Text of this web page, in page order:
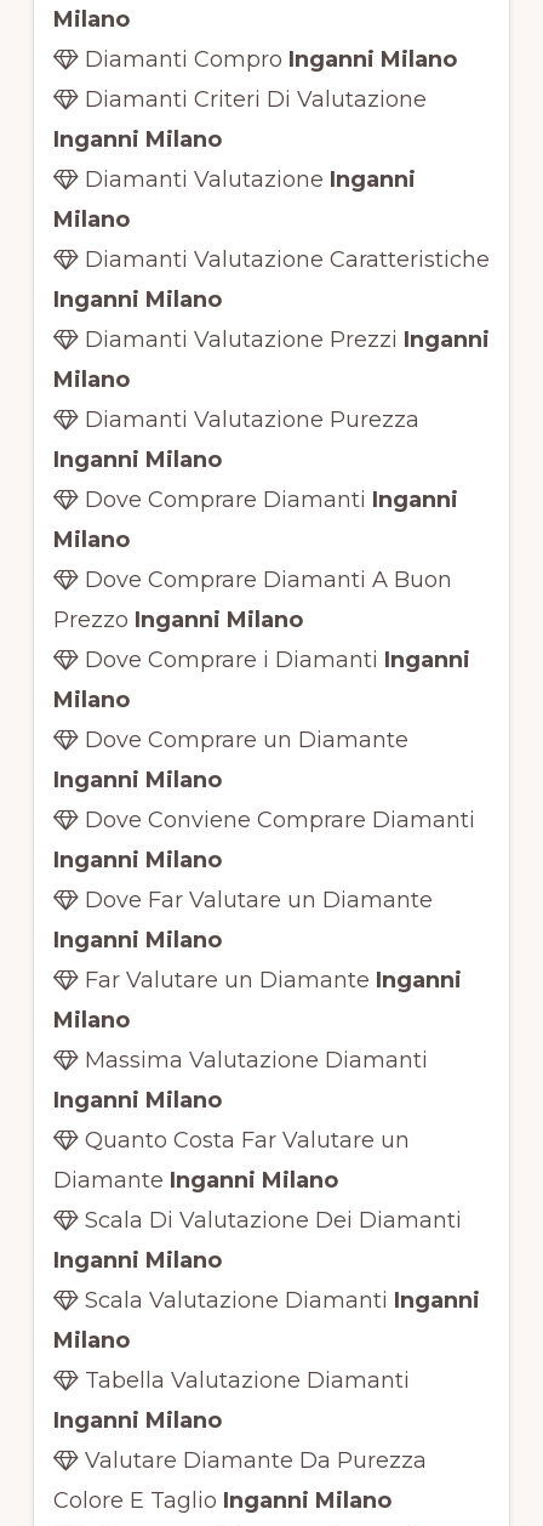
Milano
Diamanti Compro Inganni Milano
Diamanti Criteri Di Valutazione
Inganni Milano
Diamanti Valutazione Inganni
Milano
Diamanti Valutazione Caratteristiche
Inganni Milano
Diamanti Valutazione Prezzi Inganni
Milano
Diamanti Valutazione Purezza
Inganni Milano
Dove Comprare Diamanti Inganni
Milano
Dove Comprare Diamanti A Buon
Prezzo Inganni Milano
Dove Comprare i Diamanti Inganni
Milano
Dove Comprare un Diamante
Inganni Milano
Dove Conviene Comprare Diamanti
Inganni Milano
Dove Far Valutare un Diamante
Inganni Milano
Far Valutare un Diamante Inganni
Milano
Massima Valutazione Diamanti
Inganni Milano
Quanto Costa Far Valutare un
Diamante Inganni Milano
Scala Di Valutazione Dei Diamanti
Inganni Milano
Scala Valutazione Diamanti Inganni
Milano
Tabella Valutazione Diamanti
Inganni Milano
Valutare Diamante Da Purezza
Colore E Taglio Inganni Milano